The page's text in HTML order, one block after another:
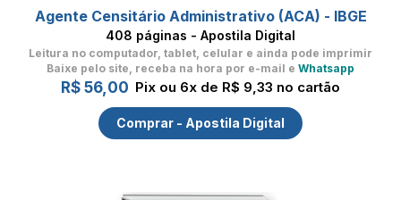
Agente Censitário Administrativo (ACA) - IBGE
408 páginas - Apostila Digital
Leitura no computador, tablet, celular e ainda pode imprimir
Baixe pelo site, receba na hora por e-mail e Whatsapp
R$ 56,00 Pix ou 6x de R$ 9,33 no cartão
Comprar - Apostila Digital